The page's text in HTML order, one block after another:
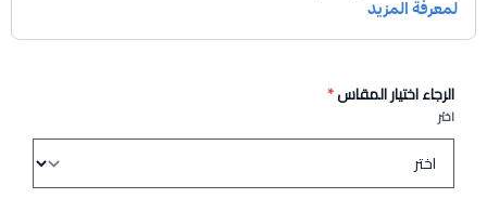
الرجاء اختيار المقاس*
اختر